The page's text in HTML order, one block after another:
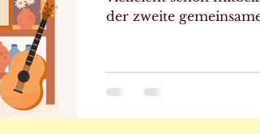
der zweite
gibt es nun erneut die
mitzumachen oder